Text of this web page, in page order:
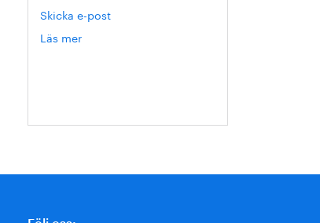
Skicka e-post
Läs mer